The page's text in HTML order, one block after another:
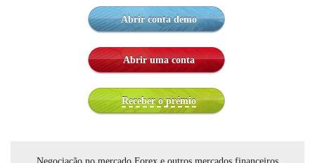
Abrir conta demo
Abrir uma conta
Receber o prémio